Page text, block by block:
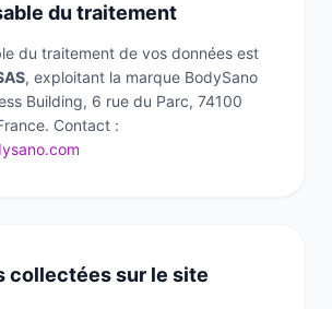
professionnelle
du traitement
du traitement de vos données est
, exploitant la marque BodySano
Building, 6 rue du Parc, 74100
Contact :
collectées sur le site